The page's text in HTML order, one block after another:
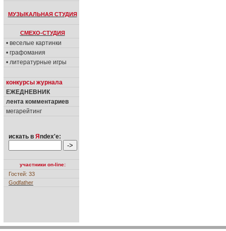
МУЗЫКАЛЬНАЯ СТУДИЯ
СМЕХО-СТУДИЯ
• веселые картинки
• графомания
• литературные игры
конкурсы журнала
ЕЖЕДНЕВНИК
лента комментариев
мегарейтинг
искать в Я ndex'е:
участники on-line:
Гостей: 33
Godfather